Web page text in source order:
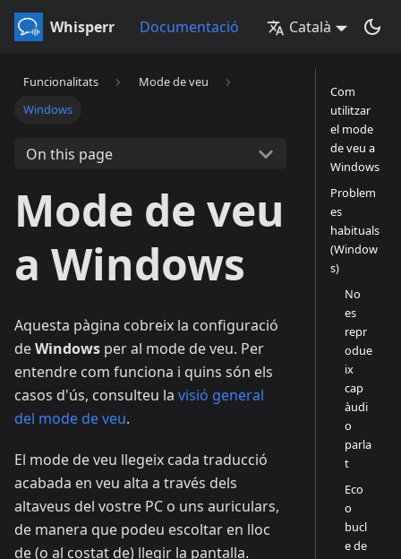
Whisperr Documentació Català
Funcionalitats
Mode de veu
Windows
On this page
Mode de veu
a Windows
Aquesta pàgina cobreix la configuració
deWindows per al mode de veu. Per
entendre com funciona i quins són els
casos d'ús, consulteu la visió general
del mode de veu.
El mode de veu llegeix cada traducció
acabada en veu alta a través dels
altaveus del vostre PC o uns auriculars,
de manera que podeu escoltar en lloc
de (o al costat de) llegir la pantalla.
Com
utilitzar
el mode
de veu a
Windows
Problem
es
habituals
(Window
s)
No
es
repr
odue
ix
cap
àudi
o
parla
t
Eco
o
bucl
e de